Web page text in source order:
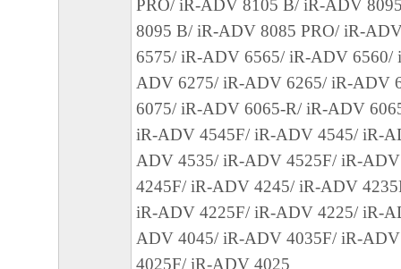
８．契約期間
PRO/ iR-ADV 8105 B/ iR-ADV
8095 B/ iR-ADV 8085 PRO/ iR-
6575/ iR-ADV 6565/ iR-ADV 6560/
ADV 6275/ iR-ADV 6265/ iR-ADV
6075/ iR-ADV 6065-R/ iR-ADV
iR-ADV 4545F/ iR-ADV 4545/ iR-
ADV 4535/ iR-ADV 4525F/ iR-
4245F/ iR-ADV 4245/ iR-ADV
iR-ADV 4225F/ iR-ADV 4225/ iR-
ADV 4045/ iR-ADV 4035F/ iR-
4025F/ iR-ADV 4025